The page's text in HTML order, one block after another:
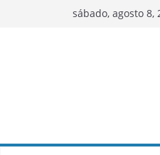
sábado, agosto 8,